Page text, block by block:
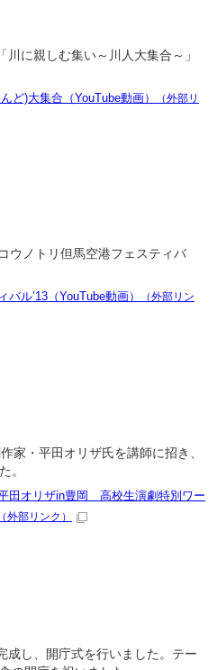
に親しむ集い～川人大集合～」
)大集合（YouTube動画）
（外部リ
ウノトリ但馬空港フェスティバ
ル’13（YouTube動画）
（外部リン
家・平田オリザ氏を講師に招き、
。
田オリザin豊岡 高校生演劇特別ワー
（外部リンク）
成し、開庁式を行いました。テー